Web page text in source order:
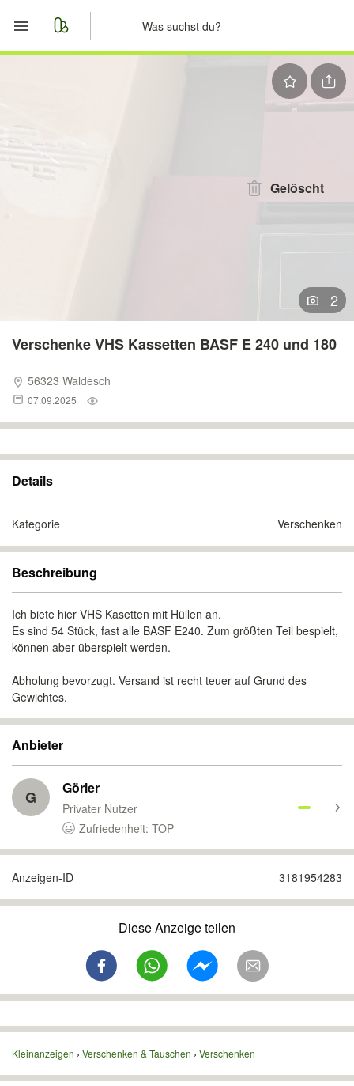
Gelöscht
2
Verschenke VHS Kassetten BASF E 240 und 180
56323 Waldesch
07.09.2025
Details
Kategorie Verschenken
Beschreibung
Ich biete hier VHS Kasetten mit Hüllen an.
Es sind 54 Stück, fast alle BASF E240. Zum größten Teil bespielt,
können aber überspielt werden.
Abholung bevorzugt. Versand ist recht teuer auf Grund des
Gewichtes.
Anbieter
G Görler
Privater Nutzer
Zufriedenheit: TOP
Anzeigen-ID 3181954283
Diese Anzeige teilen
Kleinanzeigen Verschenken & Tauschen Verschenken